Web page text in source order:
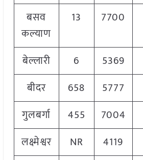
बसव
कल्याण
13 7700
बेल्लारी 6 5369
बीदर
658 5777
गुलबर्गा
455 7004
लक्ष्मेश्वर
NR 4119